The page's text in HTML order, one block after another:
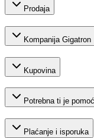
Prodaja
Kompanija Gigatron
Kupovina
Potrebna ti je
Plaćanje i isporuka